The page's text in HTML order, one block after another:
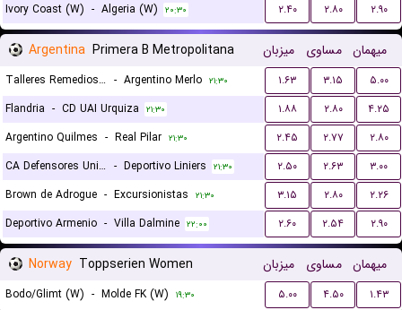
Ivory Coast (W) - Algeria (W) ۲۰:۳۰ ۲.۴۰ ۲.۸۰ ۲.۹۰
Argentina Primera B Metropolitana میزبان مساوی میهمان
Talleres Remedios Escalada - Argentino Merlo ۲۱:۳۰ ۱.۶۳ ۳.۱۵
۵.۰۰
Flandria - CD UAI Urquiza ۲۱:۳۰ ۱.۸۸ ۲.۸۰
۴.۲۵
Argentino Quilmes - Real Pilar ۲۱:۳۰ ۲.۴۵ ۲.۷۷
۲.۸۰
CA Defensores Unidos - Deportivo Liniers ۲۱:۳۰ ۲.۵۰ ۲.۶۳
۳.۰۰
Brown de Adrogue - Excursionistas ۲۱:۳۰ ۳.۱۵ ۲.۸۰
۲.۲۶
Deportivo Armenio - Villa Dalmine ۲۲:۰۰ ۲.۶۰ ۲.۵۴ ۲.۹۰
Norway Toppserien Women میزبان مساوی میهمان
Bodo/Glimt (W) - Molde FK (W) ۱۹:۳۰ ۵.۰۰ ۴.۵۰ ۱.۴۳